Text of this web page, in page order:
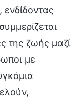
της ζωής μαζί
με